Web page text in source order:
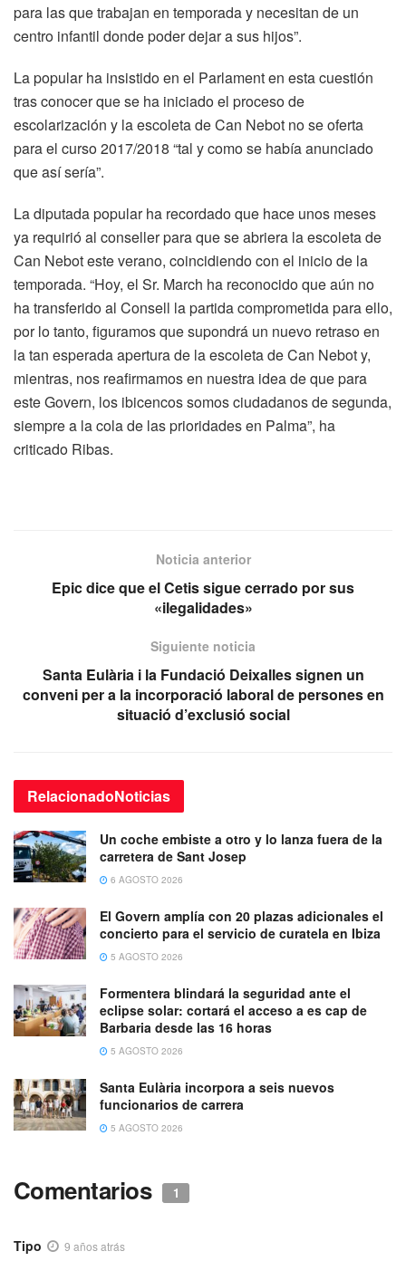
para las que trabajan en temporada y necesitan de un
centro infantil donde poder dejar a sus hijos”.
La popular ha insistido en el Parlament en esta cuestión
tras conocer que se ha iniciado el proceso de
escolarización y la escoleta de Can Nebot no se oferta
para el curso 2017/2018 “tal y como se había anunciado
que así sería”.
La diputada popular ha recordado que hace unos meses
ya requirió al conseller para que se abriera la escoleta de
Can Nebot este verano, coincidiendo con el inicio de la
temporada. “Hoy, el Sr. March ha reconocido que aún no
ha transferido al Consell la partida comprometida para ello,
por lo tanto, figuramos que supondrá un nuevo retraso en
la tan esperada apertura de la escoleta de Can Nebot y,
mientras, nos reafirmamos en nuestra idea de que para
este Govern, los ibicencos somos ciudadanos de segunda,
siempre a la cola de las prioridades en Palma”, ha
criticado Ribas.
Noticia anterior
Epic dice que el Cetis sigue cerrado por sus
«ilegalidades»
Siguiente noticia
Santa Eulària i la Fundació Deixalles signen un
conveni per a la incorporació laboral de persones en
situació d’exclusió social
RelacionadoNoticias
Un coche embiste a otro y lo lanza fuera de la
carretera de Sant Josep
6 AGOSTO 2026
El Govern amplía con 20 plazas adicionales el
concierto para el servicio de curatela en Ibiza
5 AGOSTO 2026
Formentera blindará la seguridad ante el
eclipse solar: cortará el acceso a es cap de
Barbaria desde las 16 horas
5 AGOSTO 2026
Santa Eulària incorpora a seis nuevos
funcionarios de carrera
5 AGOSTO 2026
Comentarios 1
Tipo 9 años atrás